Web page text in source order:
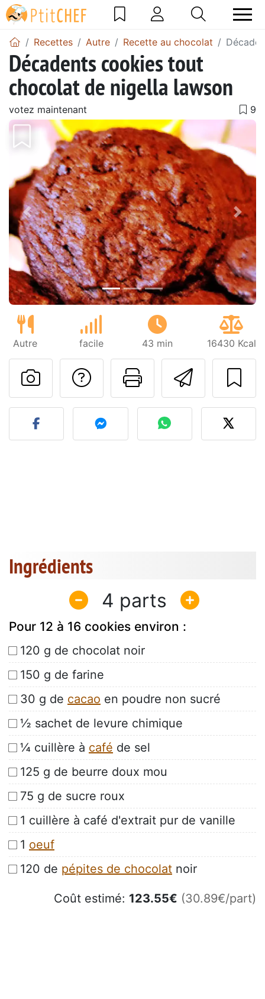
Recettes Autre Recette au chocolat
Décadents cookies tout
chocolat de nigella lawson
votez maintenant
Précédent
Autre facile 43 min 16430 Kcal
Imprimer
Poser une
Publier votre photo de
Ingrédients
4
Pour 12 à 16 cookies environ :
120 g de chocolat noir
150 g de farine
30 g de cacao en poudre non sucré
½ sachet de levure chimique
¼ cuillère à café de sel
125 g de beurre doux mou
75 g de sucre roux
1 cuillère à café d'extrait pur de vanille
1 oeuf
120 de pépites de chocolat noir
Coût estimé: 123.55€ (30.89€/part)